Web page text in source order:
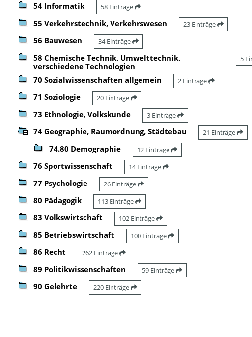
54 Informatik 58 Einträge
55 Verkehrstechnik, Verkehrswesen 23 Einträge
56 Bauwesen 34 Einträge
58 Chemische Technik, Umwelttechnik,
verschiedene Technologien
5
70 Sozialwissenschaften allgemein 2 Einträge
71 Soziologie 20 Einträge
73 Ethnologie, Volkskunde 3 Einträge
74 Geographie, Raumordnung, Städtebau 21 Einträge
74.80 Demographie 12 Einträge
76 Sportwissenschaft 14 Einträge
77 Psychologie 26 Einträge
80 Pädagogik 113 Einträge
83 Volkswirtschaft 102 Einträge
85 Betriebswirtschaft 100 Einträge
86 Recht 262 Einträge
89 Politikwissenschaften 59 Einträge
90 Gelehrte 220 Einträge